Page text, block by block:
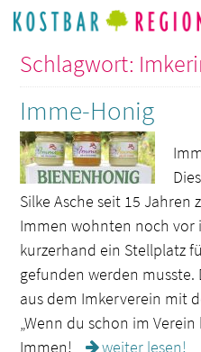
Schlagwort:
Imme-Honig
Silke Asche seit 15 Jahren
Immen wohnten noch vor
kurzerhand ein Stellplatz
gefunden werden
aus dem Imkerverein mit
„Wenn du schon im
Immen!
weiter lesen!